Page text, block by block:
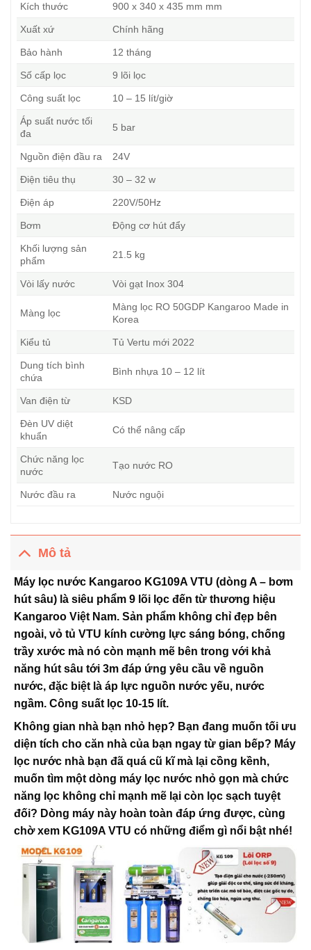
Kích thước 900 x 340 x 435 mm mm
Xuất xứ Chính hãng
Bảo hành 12 tháng
Số cấp lọc 9 lõi lọc
Công suất lọc 10 – 15 lít/giờ
Áp suất nước tối
đa
5 bar
Nguồn điện đầu ra 24V
Điện tiêu thụ 30 – 32 w
Điện áp 220V/50Hz
Bơm Động cơ hút đẩy
Khối lượng sản
phẩm
21.5 kg
Vòi lấy nước Vòi gạt Inox 304
Màng lọc
Màng lọc RO 50GDP Kangaroo Made in
Korea
Kiểu tủ Tủ Vertu mới 2022
Dung tích bình
chứa
Bình nhựa 10 – 12 lít
Van điện từ KSD
Đèn UV diệt
khuẩn
Có thể nâng cấp
Chức năng lọc
nước
Tạo nước RO
Nước đầu ra Nước nguội
Mô tả
Máy lọc nước Kangaroo KG109A VTU (dòng A – bơm
hút sâu) là siêu phẩm 9 lõi lọc đến từ thương hiệu
Kangaroo Việt Nam. Sản phẩm không chỉ đẹp bên
ngoài, vỏ tủ VTU kính cường lực sáng bóng, chống
trầy xước mà nó còn mạnh mẽ bên trong với khả
năng hút sâu tới 3m đáp ứng yêu cầu về nguồn
nước, đặc biệt là áp lực nguồn nước yếu, nước
ngầm. Công suất lọc 10-15 lít.
Không gian nhà bạn nhỏ hẹp? Bạn đang muốn tối ưu
diện tích cho căn nhà của bạn ngay từ gian bếp? Máy
lọc nước nhà bạn đã quá cũ kĩ mà lại cồng kềnh,
muốn tìm một dòng máy lọc nước nhỏ gọn mà chức
năng lọc không chỉ mạnh mẽ lại còn lọc sạch tuyệt
đối? Dòng máy này hoàn toàn đáp ứng được, cùng
chờ xem KG109A VTU có những điểm gì nổi bật nhé!